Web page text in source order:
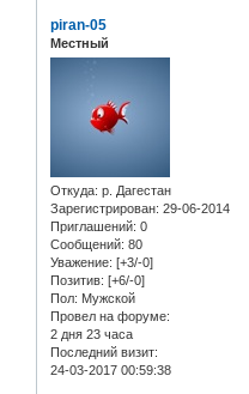
piran-05
Местный
Откуда: р. Дагестан
Зарегистрирован: 29-06-2014
Приглашений: 0
Сообщений: 80
Уважение: [+3/-0]
Позитив: [+6/-0]
Пол: Мужской
Провел на форуме:
2 дня 23 часа
Последний визит:
24-03-2017 00:59:38